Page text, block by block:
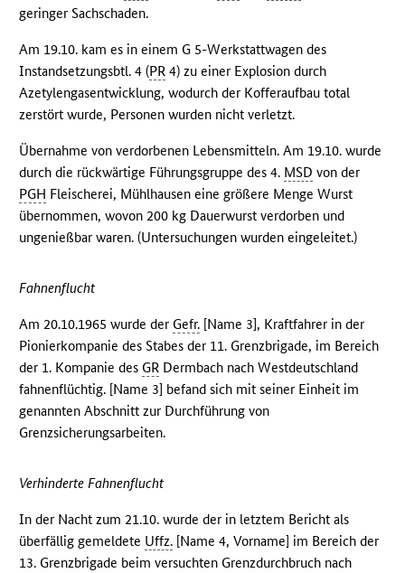
geringer Sachschaden.
Am 19.10. kam es in einem G 5-Werkstattwagen des
Instandsetzungsbtl. 4 (PR 4) zu einer Explosion durch
Azetylengasentwicklung, wodurch der Kofferaufbau total
zerstört wurde, Personen wurden nicht verletzt.
Übernahme von verdorbenen Lebensmitteln. Am 19.10. wurde
durch die rückwärtige Führungsgruppe des 4. MSD von der
PGH Fleischerei, Mühlhausen eine größere Menge Wurst
übernommen, wovon 200 kg Dauerwurst verdorben und
ungenießbar waren. (Untersuchungen wurden eingeleitet.)
Fahnenflucht
Am 20.10.1965 wurde der Gefr. [Name 3], Kraftfahrer in der
Pionierkompanie des Stabes der 11. Grenzbrigade, im Bereich
der 1. Kompanie des GR Dermbach nach Westdeutschland
fahnenflüchtig. [Name 3] befand sich mit seiner Einheit im
genannten Abschnitt zur Durchführung von
Grenzsicherungsarbeiten.
Verhinderte Fahnenflucht
In der Nacht zum 21.10. wurde der in letztem Bericht als
überfällig gemeldete Uffz. [Name 4, Vorname] im Bereich der
13. Grenzbrigade beim versuchten Grenzdurchbruch nach